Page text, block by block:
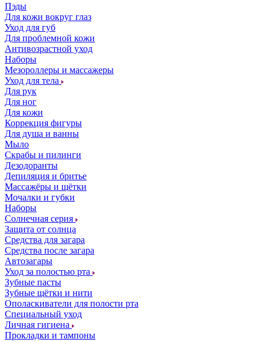
Пэды
Для кожи вокруг глаз
Уход для губ
Для проблемной кожи
Антивозрастной уход
Наборы
Мезороллеры и массажеры
Уход для тела
Для рук
Для ног
Для кожи
Коррекция фигуры
Для душа и ванны
Мыло
Скрабы и пилинги
Дезодоранты
Депиляция и бритье
Массажёры и щётки
Мочалки и губки
Наборы
Солнечная серия
Защита от солнца
Средства для загара
Средства после загара
Автозагары
Уход за полостью рта
Зубные пасты
Зубные щётки и нити
Ополаскиватели для полости рта
Специальный уход
Личная гигиена
Прокладки и тампоны